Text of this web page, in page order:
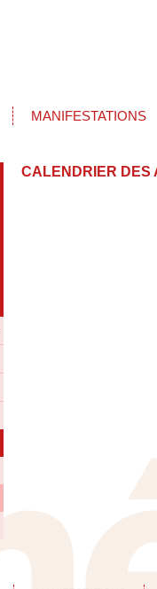
MANIFESTATIONS
CALENDRIER DES